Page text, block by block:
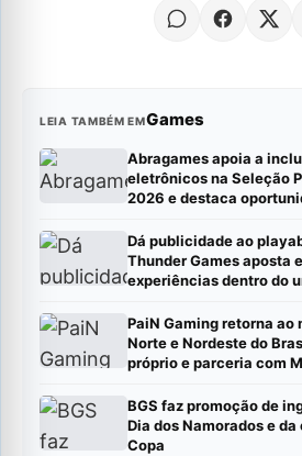
LEIA TAMBÉM EMGames
Abragames apoia a
eletrônicos na Seleção
2026 e destaca
Dá publicidade ao
Thunder Games aposta
experiências dentro do
PaiN Gaming retorna
Norte e Nordeste do
próprio e parceria com
BGS faz promoção de
Dia dos Namorados e
Copa